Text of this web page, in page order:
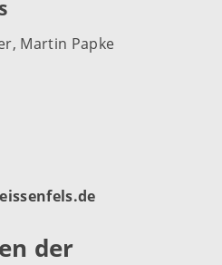
Martin Papke
der